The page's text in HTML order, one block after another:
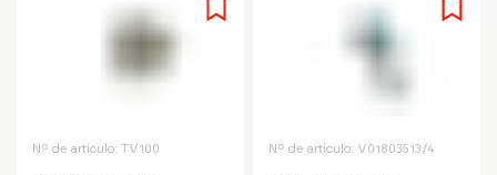
Nº de artículo: TV100 Nº de artículo: V01803513/4